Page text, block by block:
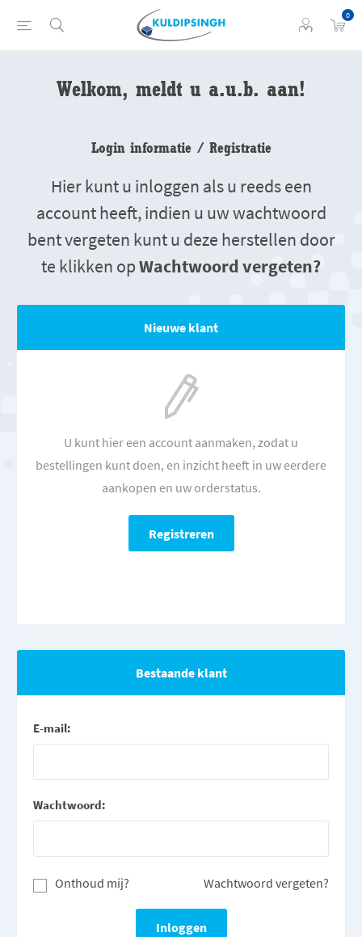
0
Welkom, meldt u a.u.b. aan!
Login informatie / Registratie
Hier kunt u inloggen als u reeds een
account heeft, indien u uw wachtwoord
bent vergeten kunt u deze herstellen door
te klikken opWachtwoord vergeten?
Nieuwe klant
U kunt hier een account aanmaken, zodat u
bestellingen kunt doen, en inzicht heeft in uw eerdere
aankopen en uw orderstatus.
Bestaande klant
E-mail:
Wachtwoord:
Wachtwoord vergeten?
Onthoud mij?